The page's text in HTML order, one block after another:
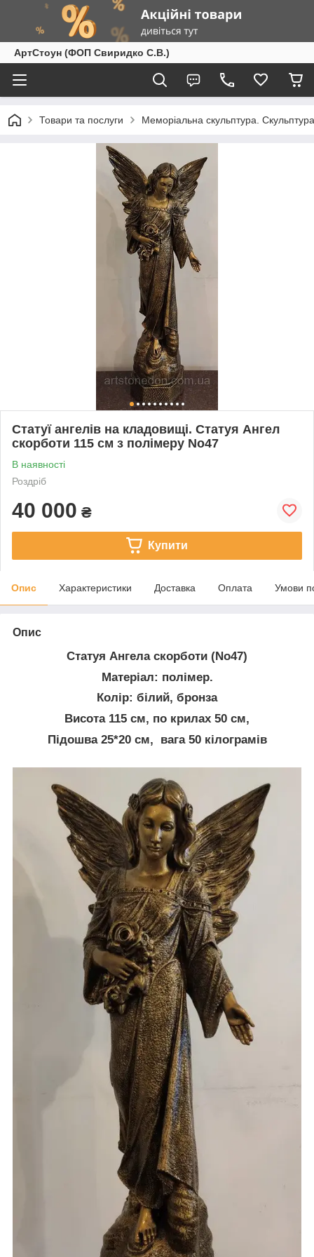
АртСтоун (ФОП Свиридко С.В.)
Товари та послуги Меморіальна скульптура.
Статуї ангелів на кладовищі. Статуя Ангел
скорботи 115 см з полімеру No47
В наявності
Роздріб
40 000 ₴
Купити
Опис Характеристики Доставка Оплата Умови
Опис
Статуя Ангела скорботи (No47)
Матеріал: полімер.
Колір: білий, бронза
Висота 115 см, по крилах 50 см,
Підошва 25*20 см, вага 50 кілограмів